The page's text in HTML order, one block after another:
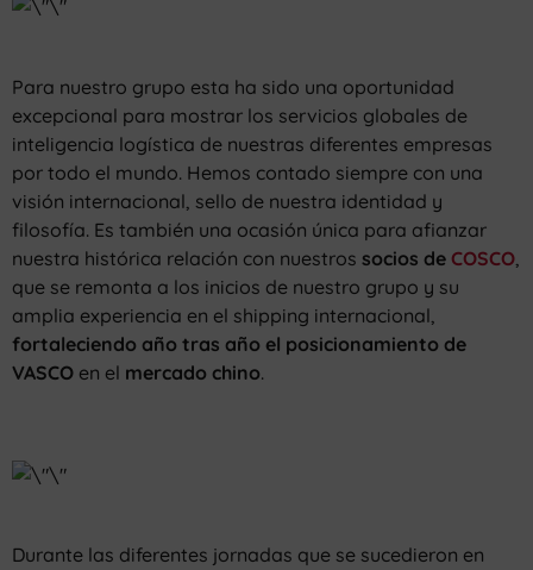
Para nuestro grupo esta ha sido una oportunidad
excepcional para mostrar los servicios globales de
inteligencia logística de nuestras diferentes empresas
por todo el mundo. Hemos contado siempre con una
visión internacional, sello de nuestra identidad y
filosofía. Es también una ocasión única para afianzar
nuestra histórica relación con nuestros socios de COSCO
que se remonta a los inicios de nuestro grupo y su
amplia experiencia en el shipping internacional,
fortaleciendo año tras año el posicionamiento de
VASCO en el mercado chino.
Durante las diferentes jornadas que se sucedieron en